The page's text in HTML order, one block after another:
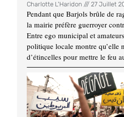
Charlotte L'Haridon 27 Juillet
Pendant que Barjols brûle de
la mairie préfère guerroyer
Entre ego municipal et
politique locale montre qu’elle
d’étincelles pour mettre le feu